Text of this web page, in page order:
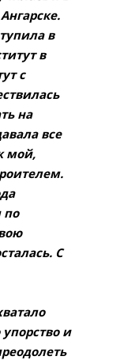
в
в
с
на
все
мой,
по
С
и